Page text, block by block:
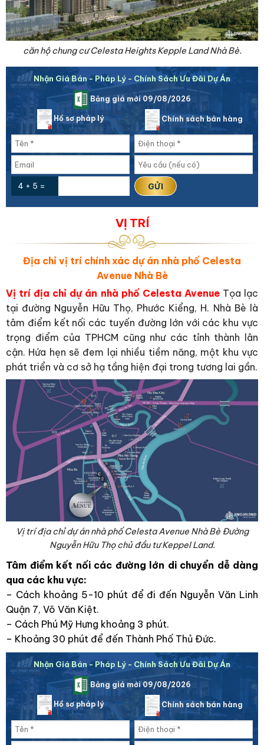
căn hộ chung cư Celesta Heights Kepple Land Nhà Bè.
Nhận Giá Bán - Pháp Lý - Chính Sách Ưu Đãi Dự Án
Bảng giá mới 09/08/2026
Hồ sơ pháp lý Chính sách bán hàng
4 + 5 =
VỊ TRÍ
Địa chỉ vị trí chính xác dự án nhà phố Celesta
Avenue Nhà Bè
Vị trí địa chỉ dự án nhà phố Celesta Avenue Tọa lạc
tại đường Nguyễn Hữu Thọ, Phước Kiểng, H. Nhà Bè là
tâm điểm kết nối các tuyến đường lớn với các khu vực
trọng điểm của TPHCM cũng như các tỉnh thành lân
cận. Hứa hẹn sẽ đem lại nhiều tiềm năng, một khu vực
phát triển và cơ sở hạ tầng hiện đại trong tương lai gần.
Vị trí địa chỉ dự án nhà phố Celesta Avenue Nhà Bè Đường
Nguyễn Hữu Thọ chủ đầu tư Keppel Land.
Tâm điểm kết nối các đường lớn di chuyển dễ dàng
qua các khu vực:
– Cách khoảng 5-10 phút để đi đến Nguyễn Văn Linh
Quận 7, Võ Văn Kiệt.
– Cách Phú Mỹ Hưng khoảng 3 phút.
– Khoảng 30 phút để đến Thành Phố Thủ Đức.
Nhận Giá Bán - Pháp Lý - Chính Sách Ưu Đãi Dự Án
Bảng giá mới 09/08/2026
Hồ sơ pháp lý Chính sách bán hàng